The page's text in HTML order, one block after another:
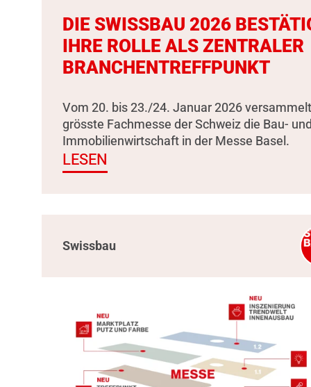
DIE SWISSBAU 2026
IHRE ROLLE ALS ZENTRALER
BRANCHENTREFFPUNKT
Vom 20. bis 23./24. Januar 2026
grösste Fachmesse der Schweiz die Bau-
Immobilienwirtschaft in der Messe Basel.
LESEN
Swissbau